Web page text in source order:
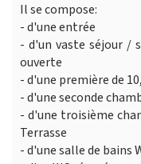
Il se compose:
- d'une entrée
- d'un vaste séjour /
ouverte
- d'une première de
- d'une seconde
- d'une troisième
Terrasse
- d'une salle de bains